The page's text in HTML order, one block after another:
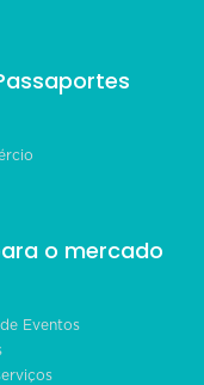
o mercado
Eventos